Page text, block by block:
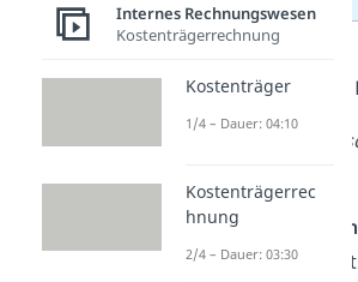
Was
Die
Blick in die
Internes Rechnungswesen
Kostenträgerrechnung
Kostenträger
1/4 – Dauer: 04:10
Kostenträgerrec
hnung
2/4 – Dauer: 03:30